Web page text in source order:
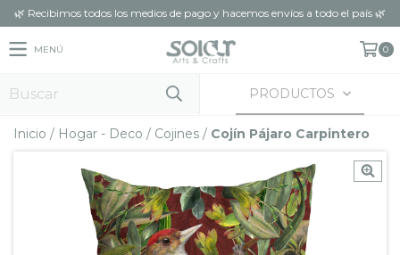
🌿 Recibimos todos los medios de pago y hacemos envíos a todo el país 🌿
MENÚ 0
PRODUCTOS
Inicio / Hogar - Deco / Cojines / Cojín Pájaro Carpintero